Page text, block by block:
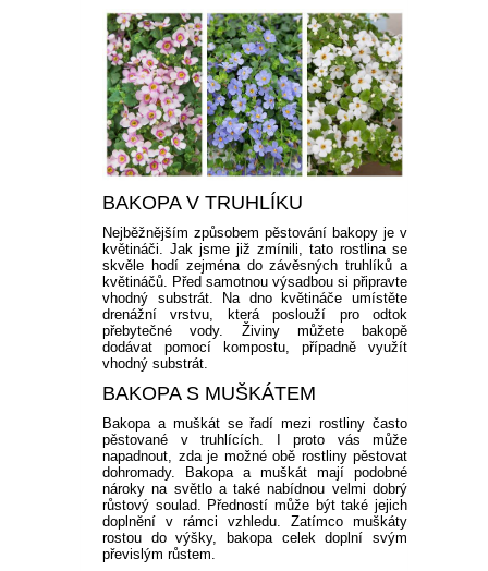
BAKOPA V TRUHLÍKU
Nejběžnějším způsobem pěstování bakopy je v
květináči. Jak jsme již zmínili, tato rostlina se
skvěle hodí zejména do závěsných truhlíků a
květináčů. Před samotnou výsadbou si připravte
vhodný substrát. Na dno květináče umístěte
drenážní vrstvu, která poslouží pro odtok
přebytečné vody. Živiny můžete bakopě
dodávat pomocí kompostu, případně využít
vhodný substrát.
BAKOPA S MUŠKÁTEM
Bakopa a muškát se řadí mezi rostliny často
pěstované v truhlících. I proto vás může
napadnout, zda je možné obě rostliny pěstovat
dohromady. Bakopa a muškát mají podobné
nároky na světlo a také nabídnou velmi dobrý
růstový soulad. Předností může být také jejich
doplnění v rámci vzhledu. Zatímco muškáty
rostou do výšky, bakopa celek doplní svým
převislým růstem.